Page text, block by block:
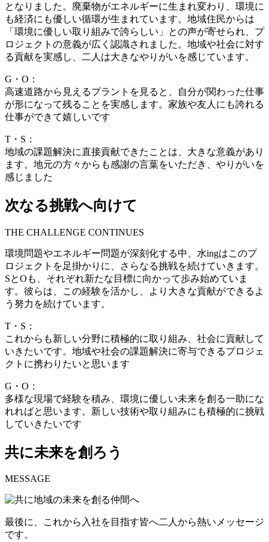
となりました。廃棄物がエネルギーに生まれ変わり、環境に
も経済にも優しい循環が生まれています。地域住民からは
「環境に優しい取り組みで誇らしい」との声が寄せられ、プ
ロジェクトの意義が広く認識されました。地域や社会に対す
る貢献を実感し、二人は大きなやりがいを感じています。
G・O：
高速道路から見えるプラントを見ると、自分が関わった仕事
が形になって残ることを実感します。家族や友人にも誇れる
仕事ができて嬉しいです
T・S：
地域の課題解決に直接貢献できたことは、大きな意義があり
ます。地元の方々からも感謝の言葉をいただき、やりがいを
感じました
次なる挑戦へ向けて
THE CHALLENGE CONTINUES
環境問題やエネルギー問題が深刻化する中、水ingはこのプ
ロジェクトを足掛かりに、さらなる挑戦を続けていきます。
SとOも、それぞれ新たな目標に向かって歩み始めていま
す。彼らは、この経験を活かし、より大きな貢献ができるよ
う努力を続けています。
T・S：
これからも新しい分野に積極的に取り組み、社会に貢献して
いきたいです。地域や社会の課題解決に寄与できるプロジェ
クトに携わりたいと思います
G・O：
多様な現場で経験を積み、環境に優しい未来を創る一助にな
れればと思います。新しい技術や取り組みにも積極的に挑戦
していきたいです
共に未来を創ろう
MESSAGE
最後に、これから入社を目指す皆へ二人から熱いメッセージ
です。